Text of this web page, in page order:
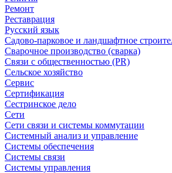
Ремонт
Реставрация
Русский язык
Садово-парковое и ландшафтное
Сварочное производство (сварка)
Связи с общественностью (PR)
Сельское хозяйство
Сервис
Сертификация
Сестринское дело
Сети
Сети связи и системы коммутации
Системный анализ и управление
Системы обеспечения
Системы связи
Системы управления